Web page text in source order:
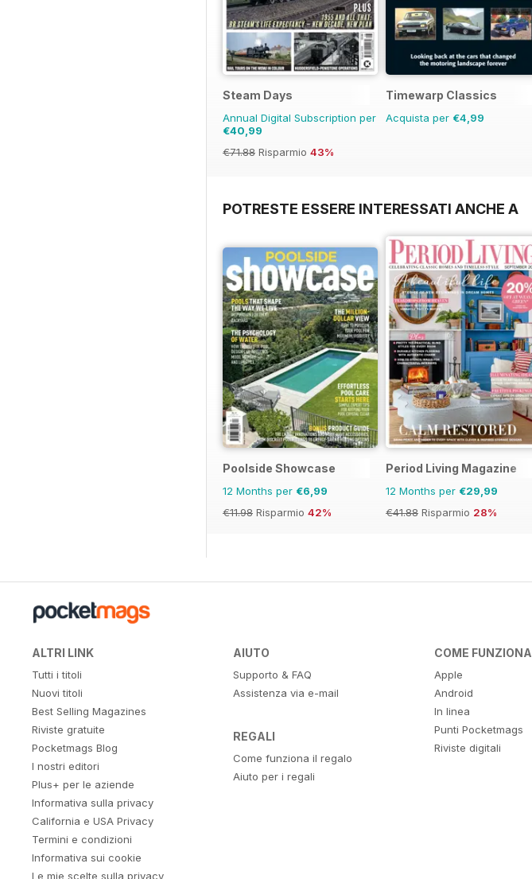
Steam Days
Annual Digital Subscription per
€40,99
€71.88 Risparmio 43%
Timewarp Classics
Acquista per €4,99
POTRESTE ESSERE INTERESSATI ANCHE A
Poolside Showcase
12 Months per €6,99
€11.98 Risparmio 42%
Period Living Magazine
12 Months per €29,99
€41.88 Risparmio 28%
ALTRI LINK
Tutti i titoli
Nuovi titoli
Best Selling Magazines
Riviste gratuite
Pocketmags Blog
I nostri editori
Plus+ per le aziende
Informativa sulla privacy
California e USA Privacy
Termini e condizioni
Informativa sui cookie
Le mie scelte sulla privacy
AIUTO
Supporto & FAQ
Assistenza via e-mail
REGALI
Come funziona il regalo
Aiuto per i regali
COME FUNZIONA
Apple
Android
In linea
Punti Pocketmags
Riviste digitali